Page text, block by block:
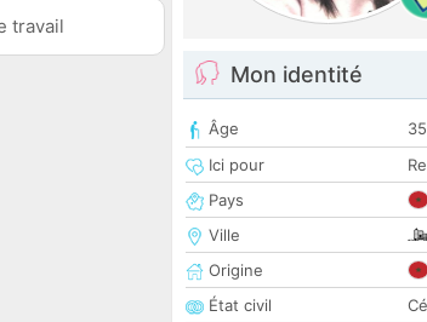
travail
Mon identité
Âge
Ici pour
Pays
Ville
Origine
État civil